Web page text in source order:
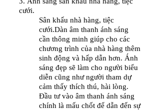
cưới.
Sân khấu nhà hàng, tiệc
cưới.Dàn âm thanh ánh sáng
cần thông minh giúp cho các
chương trình của nhà hàng thêm
sinh động và hấp dẫn hơn. Ánh
sáng đẹp sẽ làm cho người biểu
diễn cũng như người tham dự
cảm thấy thích thú, hài lòng.
Đầu tư vào âm thanh ánh sáng
chính là mấu chốt để dẫn đến sự